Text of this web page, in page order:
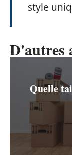
style
D'autres
Quelle